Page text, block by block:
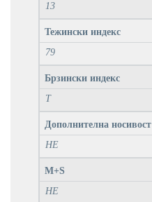
13
Тежински индекс
79
Брзински индекс
T
Дополнителна носивост
НЕ
M+S
НЕ